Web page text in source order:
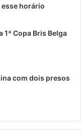
horário
1ª Copa Bris Belga
com dois presos